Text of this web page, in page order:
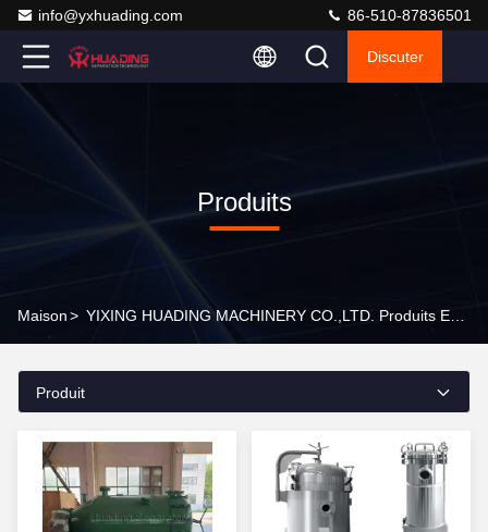
info@yxhuading.com 86-510-87836501
Discuter
Produits
Maison>
Produit